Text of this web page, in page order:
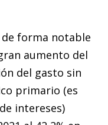
forma notable
aumento del
del gasto sin
primario (es
intereses)